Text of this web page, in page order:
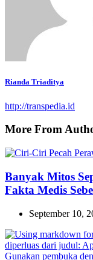
Rianda Triaditya
http://transpedia.id
More From
Banyak Mitos
Fakta Medis
September 10,